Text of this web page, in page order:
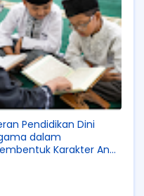
Pendidikan Dini
dalam
Karakter Anak